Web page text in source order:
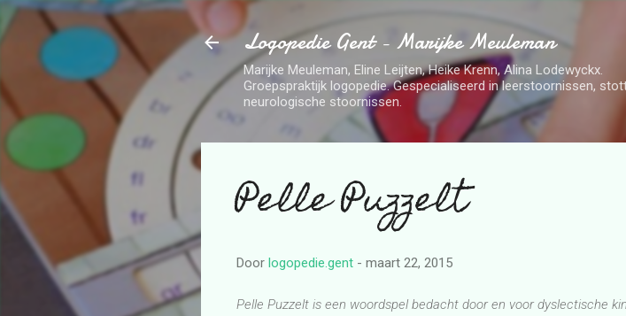
Logopedie Gent - Marijke Meuleman
Marijke Meuleman, Eline Leijten, Heike Krenn, Alina Lodewyckx.
Groepspraktijk logopedie. Gespecialiseerd in leerstoornissen,
neurologische stoornissen.
Pelle Puzzelt
Door logopedie.gent - maart 22, 2015
Pelle Puzzelt is een woordspel bedacht door en voor dyslectische